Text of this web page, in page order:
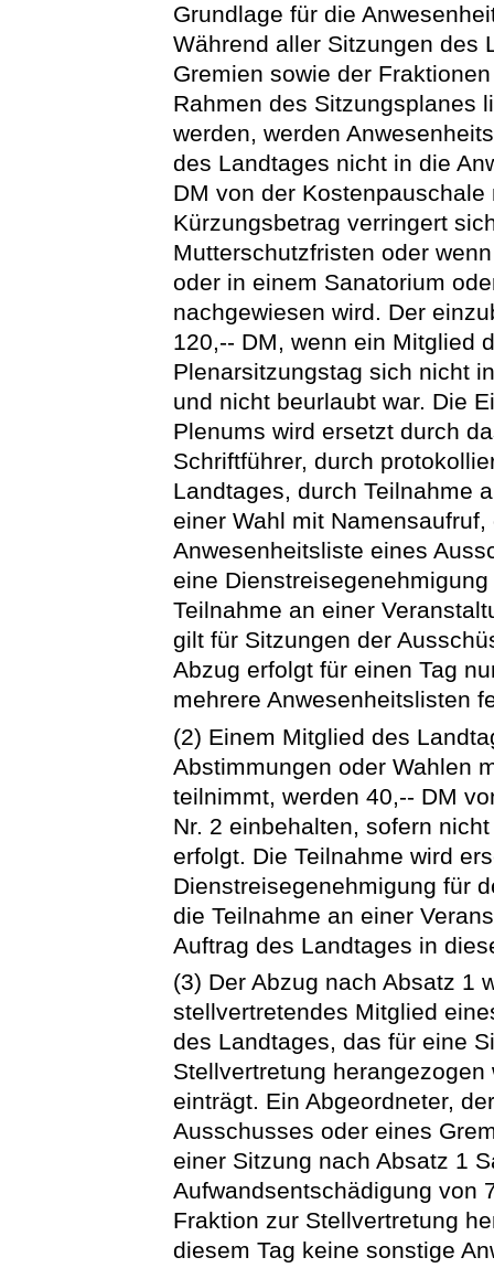
Grundlage für die
Während aller Sitzungen des
Gremien sowie der
Rahmen des Sitzungsplanes
werden, werden
des Landtages nicht in die
DM von der
Kürzungsbetrag verringert
Mutterschutzfristen oder
oder in einem Sanatorium
nachgewiesen wird. Der
120,-- DM, wenn ein Mitglied
Plenarsitzungstag sich nicht
und nicht beurlaubt war. Die
Plenums wird ersetzt durch
Schriftführer, durch
Landtages, durch Teilnahme
einer Wahl mit
Anwesenheitsliste eines
eine
Teilnahme an einer
gilt für Sitzungen der
Abzug erfolgt für einen Tag
mehrere Anwesenheitslisten
(2) Einem Mitglied des
Abstimmungen oder Wahlen
teilnimmt, werden 40,-- DM
Nr. 2 einbehalten, sofern
erfolgt. Die Teilnahme wird
Dienstreisegenehmigung für
die Teilnahme an einer
Auftrag des Landtages in
(3) Der Abzug nach Absatz 1
stellvertretendes Mitglied
des Landtages, das für eine
Stellvertretung
einträgt. Ein Abgeordneter,
Ausschusses oder eines
einer Sitzung nach Absatz 1
Aufwandsentschädigung von
Fraktion zur Stellvertretung
diesem Tag keine sonstige